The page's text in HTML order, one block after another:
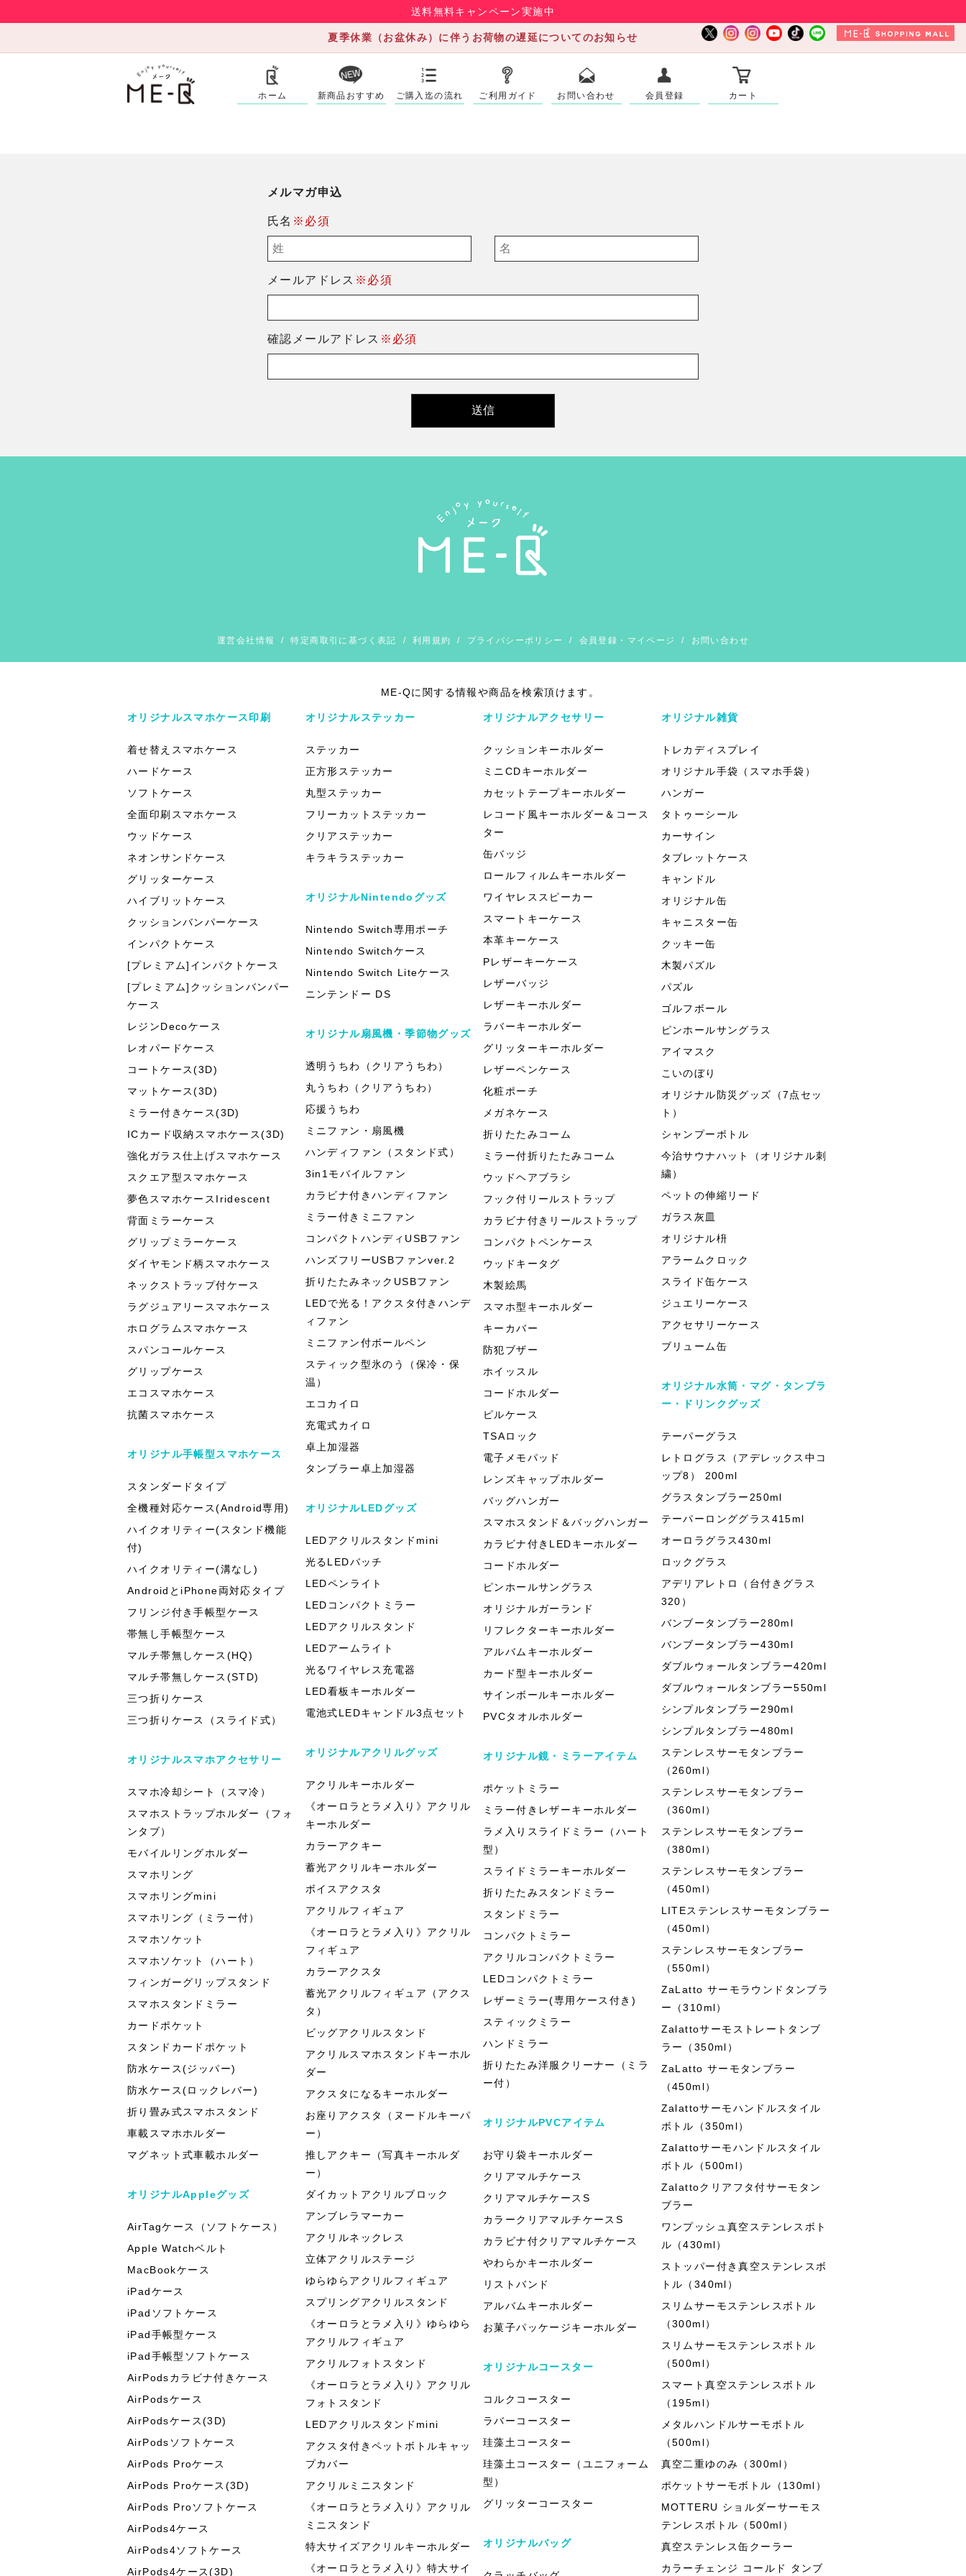
送料無料キャンペーン実施中
夏季休業（お盆休み）に伴うお荷物の遅延についてのお知らせ
ホーム 新商品おすすめ ご購入迄の流れ ご利用ガイド お問い合わせ 会員登録 カート
メルマガ申込
氏名 ※必須
メールアドレス ※必須
確認メールアドレス ※必須
運営会社情報 /特定商取引に基づく表記 / 利用規約 / プライバシーポリシー / 会員登録・マイページ / お問い合わせ
ME-Qに関する情報や商品を検索頂けます。
オリジナルスマホケース印刷
着せ替えスマホケース
ハードケース
ソフトケース
全面印刷スマホケース
ウッドケース
ネオンサンドケース
グリッターケース
ハイブリットケース
クッションバンパーケース
インパクトケース
[プレミアム]インパクトケース
[プレミアム]クッションバンパー
ケース
レジンDecoケース
レオパードケース
コートケース(3D)
マットケース(3D)
ミラー付きケース(3D)
ICカード収納スマホケース(3D)
強化ガラス仕上げスマホケース
スクエア型スマホケース
夢色スマホケースIridescent
背面ミラーケース
グリップミラーケース
ダイヤモンド柄スマホケース
ネックストラップ付ケース
ラグジュアリースマホケース
ホログラムスマホケース
スパンコールケース
グリップケース
エコスマホケース
抗菌スマホケース
オリジナル手帳型スマホケース
スタンダードタイプ
全機種対応ケース(Android専用)
ハイクオリティー(スタンド機能
付)
ハイクオリティー(溝なし)
AndroidとiPhone両対応タイプ
フリンジ付き手帳型ケース
帯無し手帳型ケース
マルチ帯無しケース(HQ)
マルチ帯無しケース(STD)
三つ折りケース
三つ折りケース（スライド式）
オリジナルスマホアクセサリー
スマホ冷却シート（スマ冷）
スマホストラップホルダー（フォ
ンタブ）
モバイルリングホルダー
スマホリング
スマホリングmini
スマホリング（ミラー付）
スマホソケット
スマホソケット（ハート）
フィンガーグリップスタンド
スマホスタンドミラー
カードポケット
スタンドカードポケット
防水ケース(ジッパー)
防水ケース(ロックレバー)
折り畳み式スマホスタンド
車載スマホホルダー
マグネット式車載ホルダー
オリジナルAppleグッズ
AirTagケース（ソフトケース）
Apple Watchベルト
MacBookケース
iPadケース
iPadソフトケース
iPad手帳型ケース
iPad手帳型ソフトケース
AirPodsカラビナ付きケース
AirPodsケース
AirPodsケース(3D)
AirPodsソフトケース
AirPods Proケース
AirPods Proケース(3D)
AirPods Proソフトケース
AirPods4ケース
AirPods4ソフトケース
AirPods4ケース(3D)
オリジナルステッカー
ステッカー
正方形ステッカー
丸型ステッカー
フリーカットステッカー
クリアステッカー
キラキラステッカー
オリジナルNintendoグッズ
Nintendo Switch専用ポーチ
Nintendo Switchケース
Nintendo Switch Liteケース
ニンテンドー DS
オリジナル扇風機・季節物グッズ
透明うちわ（クリアうちわ）
丸うちわ（クリアうちわ）
応援うちわ
ミニファン・扇風機
ハンディファン（スタンド式）
3in1モバイルファン
カラビナ付きハンディファン
ミラー付きミニファン
コンパクトハンディUSBファン
ハンズフリーUSBファンver.2
折りたたみネックUSBファン
LEDで光る！アクスタ付きハンデ
ィファン
ミニファン付ボールペン
スティック型氷のう（保冷・保
温）
エコカイロ
充電式カイロ
卓上加湿器
タンブラー卓上加湿器
オリジナルLEDグッズ
LEDアクリルスタンドmini
光るLEDバッチ
LEDペンライト
LEDコンパクトミラー
LEDアクリルスタンド
LEDアームライト
光るワイヤレス充電器
LED看板キーホルダー
電池式LEDキャンドル3点セット
オリジナルアクリルグッズ
アクリルキーホルダー
《オーロラとラメ入り》アクリル
キーホルダー
カラーアクキー
蓄光アクリルキーホルダー
ボイスアクスタ
アクリルフィギュア
《オーロラとラメ入り》アクリル
フィギュア
カラーアクスタ
蓄光アクリルフィギュア（アクス
タ）
ビッグアクリルスタンド
アクリルスマホスタンドキーホル
ダー
アクスタになるキーホルダー
お座りアクスタ（ヌードルキーパ
ー）
推しアクキー（写真キーホルダ
ー）
ダイカットアクリルブロック
アンブレラマーカー
アクリルネックレス
立体アクリルステージ
ゆらゆらアクリルフィギュア
スプリングアクリルスタンド
《オーロラとラメ入り》ゆらゆら
アクリルフィギュア
アクリルフォトスタンド
《オーロラとラメ入り》アクリル
フォトスタンド
LEDアクリルスタンドmini
アクスタ付きペットボトルキャッ
プカバー
アクリルミニスタンド
《オーロラとラメ入り》アクリル
ミニスタンド
特大サイズアクリルキーホルダー
《オーロラとラメ入り》特大サイ
オリジナルアクセサリー
クッションキーホルダー
ミニCDキーホルダー
カセットテープキーホルダー
レコード風キーホルダー＆コース
ター
缶バッジ
ロールフィルムキーホルダー
ワイヤレススピーカー
スマートキーケース
本革キーケース
Pレザーキーケース
レザーバッジ
レザーキーホルダー
ラバーキーホルダー
グリッターキーホルダー
レザーペンケース
化粧ポーチ
メガネケース
折りたたみコーム
ミラー付折りたたみコーム
ウッドヘアブラシ
フック付リールストラップ
カラビナ付きリールストラップ
コンパクトペンケース
ウッドキータグ
木製絵馬
スマホ型キーホルダー
キーカバー
防犯ブザー
ホイッスル
コードホルダー
ピルケース
TSAロック
電子メモパッド
レンズキャップホルダー
バッグハンガー
スマホスタンド＆バッグハンガー
カラビナ付きLEDキーホルダー
コードホルダー
ピンホールサングラス
オリジナルガーランド
リフレクターキーホルダー
アルバムキーホルダー
カード型キーホルダー
サインボールキーホルダー
PVCタオルホルダー
オリジナル鏡・ミラーアイテム
ポケットミラー
ミラー付きレザーキーホルダー
ラメ入りスライドミラー（ハート
型）
スライドミラーキーホルダー
折りたたみスタンドミラー
スタンドミラー
コンパクトミラー
アクリルコンパクトミラー
LEDコンパクトミラー
レザーミラー(専用ケース付き)
スティックミラー
ハンドミラー
折りたたみ洋服クリーナー（ミラ
ー付）
オリジナルPVCアイテム
お守り袋キーホルダー
クリアマルチケース
クリアマルチケースS
カラークリアマルチケースS
カラビナ付クリアマルチケース
やわらかキーホルダー
リストバンド
アルバムキーホルダー
お菓子パッケージキーホルダー
オリジナルコースター
コルクコースター
ラバーコースター
珪藻土コースター
珪藻土コースター（ユニフォーム
型）
グリッターコースター
オリジナルバッグ
オリジナル雑貨
トレカディスプレイ
オリジナル手袋（スマホ手袋）
ハンガー
タトゥーシール
カーサイン
タブレットケース
キャンドル
オリジナル缶
キャニスター缶
クッキー缶
木製パズル
パズル
ゴルフボール
ピンホールサングラス
アイマスク
こいのぼり
オリジナル防災グッズ（7点セッ
ト）
シャンプーボトル
今治サウナハット（オリジナル刺
繍）
ペットの伸縮リード
ガラス灰皿
オリジナル枡
アラームクロック
スライド缶ケース
ジュエリーケース
アクセサリーケース
ブリューム缶
オリジナル水筒・マグ・タンブラ
ー・ドリンクグッズ
テーパーグラス
レトログラス（アデレックス中コ
ップ8） 200ml
グラスタンブラー250ml
テーパーロンググラス415ml
オーロラグラス430ml
ロックグラス
アデリアレトロ（台付きグラス
320）
バンブータンブラー280ml
バンブータンブラー430ml
ダブルウォールタンブラー420ml
ダブルウォールタンブラー550ml
シンプルタンブラー290ml
シンプルタンブラー480ml
ステンレスサーモタンブラー
（260ml）
ステンレスサーモタンブラー
（360ml）
ステンレスサーモタンブラー
（380ml）
ステンレスサーモタンブラー
（450ml）
LITEステンレスサーモタンブラー
（450ml）
ステンレスサーモタンブラー
（550ml）
ZaLatto サーモラウンドタンブラ
ー（310ml）
Zalattoサーモストレートタンブ
ラー（350ml）
ZaLatto サーモタンブラー
（450ml）
Zalattoサーモハンドルスタイル
ボトル（350ml）
Zalattoサーモハンドルスタイル
ボトル（500ml）
Zalattoクリアフタ付サーモタン
ブラー
ワンプッシュ真空ステンレスボト
ル（430ml）
ストッパー付き真空ステンレスボ
トル（340ml）
スリムサーモステンレスボトル
（300ml）
スリムサーモステンレスボトル
（500ml）
スマート真空ステンレスボトル
（195ml）
メタルハンドルサーモボトル
（500ml）
真空二重ゆのみ（300ml）
ポケットサーモボトル（130ml）
MOTTERU ショルダーサーモス
テンレスボトル（500ml）
真空ステンレス缶クーラー
カラーチェンジ コールド タンブ